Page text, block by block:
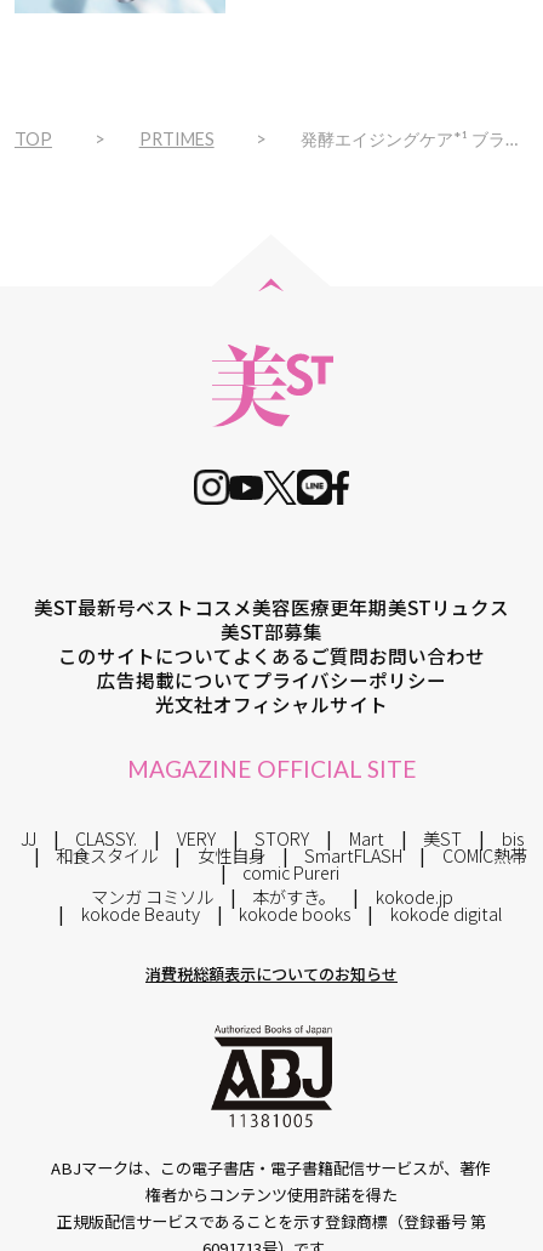
TOP PRTIMES 発酵エイジングケア*¹ ブランド「FAS」が横浜高島屋にてPOP UPを開催
美ST最新号ベストコスメ美容医療更年期美STリュクス
美ST部募集
このサイトについてよくあるご質問お問い合わせ
広告掲載についてプライバシーポリシー
光文社オフィシャルサイト
MAGAZINE OFFICIAL SITE
JJ CLASSY. VERY STORY Mart 美ST bis
和食スタイル 女性自身 SmartFLASH COMIC熱帯
comic Pureri
マンガ コミソル
本がすき。 kokode.jp
kokode Beauty kokode books kokode digital
消費税総額表示についてのお知らせ
ABJマークは、この電子書店・電子書籍配信サービスが、著作
権者からコンテンツ使用許諾を得た
正規版配信サービスであることを示す登録商標（登録番号 第